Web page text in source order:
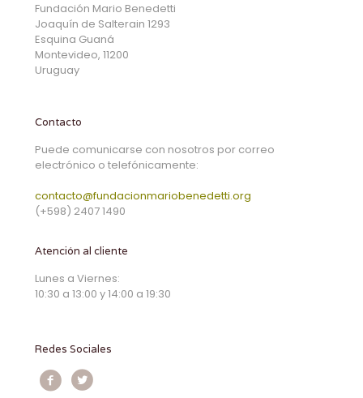
Fundación Mario Benedetti
Joaquín de Salterain 1293
Esquina Guaná
Montevideo, 11200
Uruguay
Contacto
Puede comunicarse con nosotros por correo
electrónico o telefónicamente:
contacto@fundacionmariobenedetti.org
(+598) 2407 1490
Atención al cliente
Lunes a Viernes:
10:30 a 13:00 y 14:00 a 19:30
Redes Sociales